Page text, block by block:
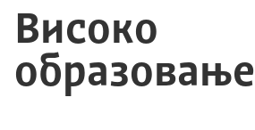
Високо
образовање